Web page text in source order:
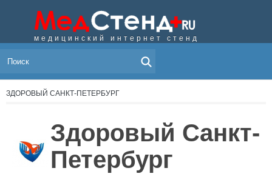
медицинский интернет стенд
ЗДОРОВЫЙ САНКТ-ПЕТЕРБУРГ
Здоровый Санкт-
Петербург